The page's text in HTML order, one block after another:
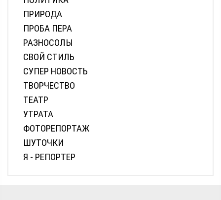
ПРИРОДА
ПРОБА ПЕРА
РАЗНОСОЛЫ
СВОЙ СТИЛЬ
СУПЕР НОВОСТЬ
ТВОРЧЕСТВО
ТЕАТР
УТРАТА
ФОТОРЕПОРТАЖ
ШУТОЧКИ
Я - РЕПОРТЕР